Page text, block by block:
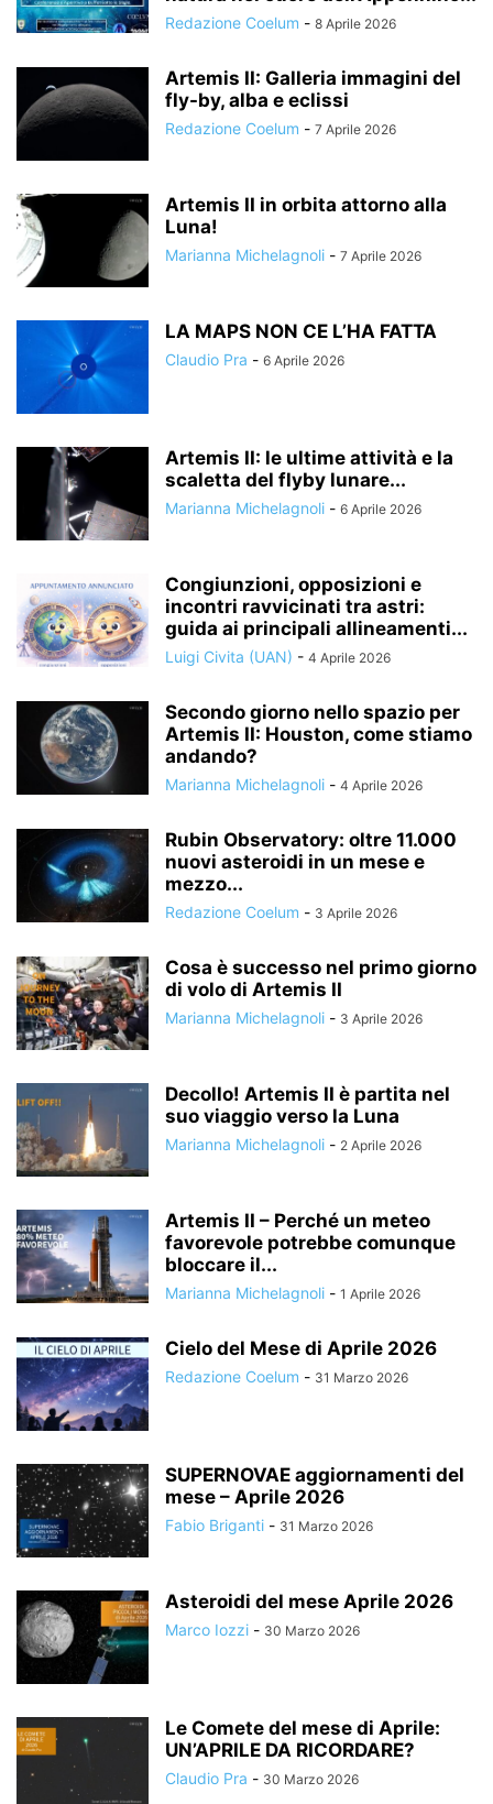
Redazione Coelum - 8 Aprile 2026
Artemis II: Galleria immagini del
fly-by, alba e eclissi
Redazione Coelum - 7 Aprile 2026
Artemis II in orbita attorno alla
Luna!
Marianna Michelagnoli - 7 Aprile 2026
LA MAPS NON CE L’HA FATTA
Claudio Pra - 6 Aprile 2026
Artemis II: le ultime attività e la
scaletta del flyby lunare...
Marianna Michelagnoli - 6 Aprile 2026
Congiunzioni, opposizioni e
incontri ravvicinati tra astri:
guida ai principali allineamenti...
Luigi Civita (UAN) - 4 Aprile 2026
Secondo giorno nello spazio per
Artemis II: Houston, come stiamo
andando?
Marianna Michelagnoli - 4 Aprile 2026
Rubin Observatory: oltre 11.000
nuovi asteroidi in un mese e
mezzo...
Redazione Coelum - 3 Aprile 2026
Cosa è successo nel primo giorno
di volo di Artemis II
Marianna Michelagnoli - 3 Aprile 2026
Decollo! Artemis II è partita nel
suo viaggio verso la Luna
Marianna Michelagnoli - 2 Aprile 2026
Artemis II – Perché un meteo
favorevole potrebbe comunque
bloccare il...
Marianna Michelagnoli - 1 Aprile 2026
Cielo del Mese di Aprile 2026
Redazione Coelum - 31 Marzo 2026
SUPERNOVAE aggiornamenti del
mese – Aprile 2026
Fabio Briganti - 31 Marzo 2026
Asteroidi del mese Aprile 2026
Marco Iozzi - 30 Marzo 2026
Le Comete del mese di Aprile:
UN’APRILE DA RICORDARE?
Claudio Pra - 30 Marzo 2026